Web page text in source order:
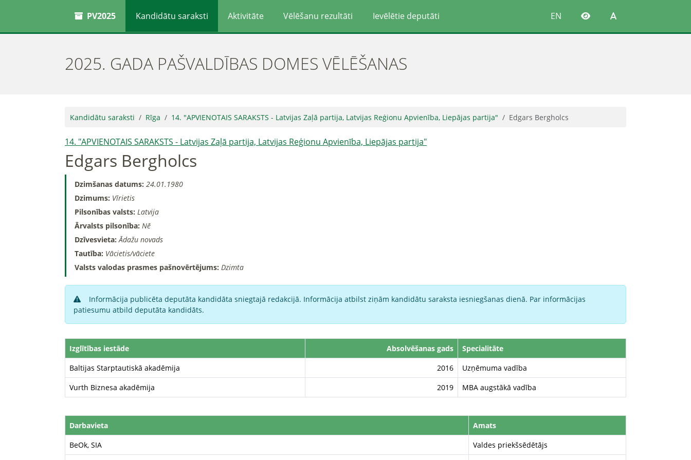
PV2025 Kandidātu saraksti Aktivitāte Vēlēšanu rezultāti Ievēlētie deputāti EN
2025. GADA PAŠVALDĪBAS DOMES VĒLĒŠANAS
Kandidātu saraksti Rīga 14. "APVIENOTAIS SARAKSTS - Latvijas Zaļā partija, Latvijas Reģionu Apvienība, Liepājas partija" Edgars Bergholcs
14. "APVIENOTAIS SARAKSTS - Latvijas Zaļā partija, Latvijas Reģionu Apvienība, Liepājas partija"
Edgars Bergholcs
Dzimšanas datums: 24.01.1980
Dzimums: Vīrietis
Pilsonības valsts: Latvija
Ārvalsts pilsonība: Nē
Dzīvesvieta:Ādažu novads
Tautība: Vācietis/vāciete
Valsts valodas prasmes pašnovērtējums: Dzimta
Informācija publicēta deputāta kandidāta sniegtajā redakcijā. Informācija atbilst ziņām kandidātu saraksta iesniegšanas dienā. Par informācijas
patiesumu atbild deputāta kandidāts.
Izglītības iestāde Absolvēšanas gads
Specialitāte
Baltijas Starptautiskā akadēmija
2016
Uzņēmuma vadība
Vurth Biznesa akadēmija
2019 MBA augstākā vadība
Darbavieta
Amats
BeOk, SIA
Valdes priekšsēdētājs